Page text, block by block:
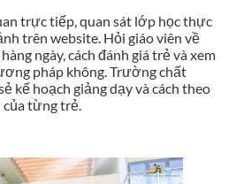
trực tiếp, quan sát lớp học thực
trên website. Hỏi giáo viên về
ngày, cách đánh giá trẻ và xem
pháp không. Trường chất
kế hoạch giảng dạy và cách theo
từng trẻ.